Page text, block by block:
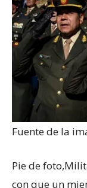
Fuente de la
Pie de foto,
con que un